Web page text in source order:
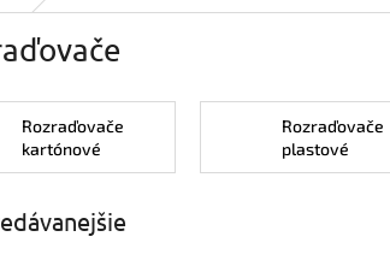
Rozraďovače
kartónové
Rozraďovače
plastové